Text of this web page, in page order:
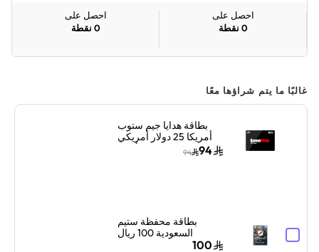
احصل على
0 نقطة
احصل على
0 نقطة
غالبًا ما يتم شراؤها معًا
بطاقة هدايا جيم ستوب
أمريكا 25 دولار أمريكي
أسود
94
94
بطاقة محفظة ستيم
السعودية 100 ريال
سعودي إرسال الكود100